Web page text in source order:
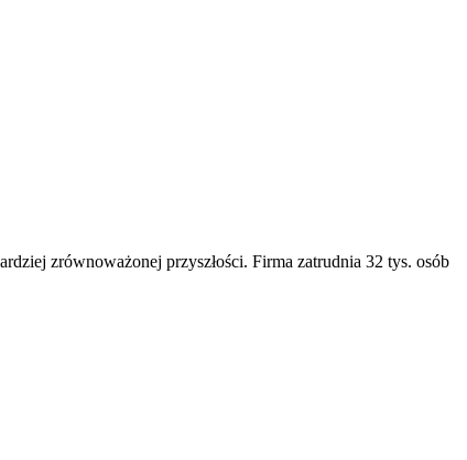
zrównoważonej przyszłości. Firma zatrudnia 32 tys. osób